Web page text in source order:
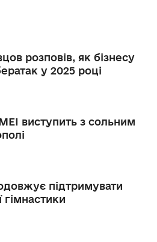
розповів, як бізнесу
у 2025 році
виступить з сольним
підтримувати
гімнастики